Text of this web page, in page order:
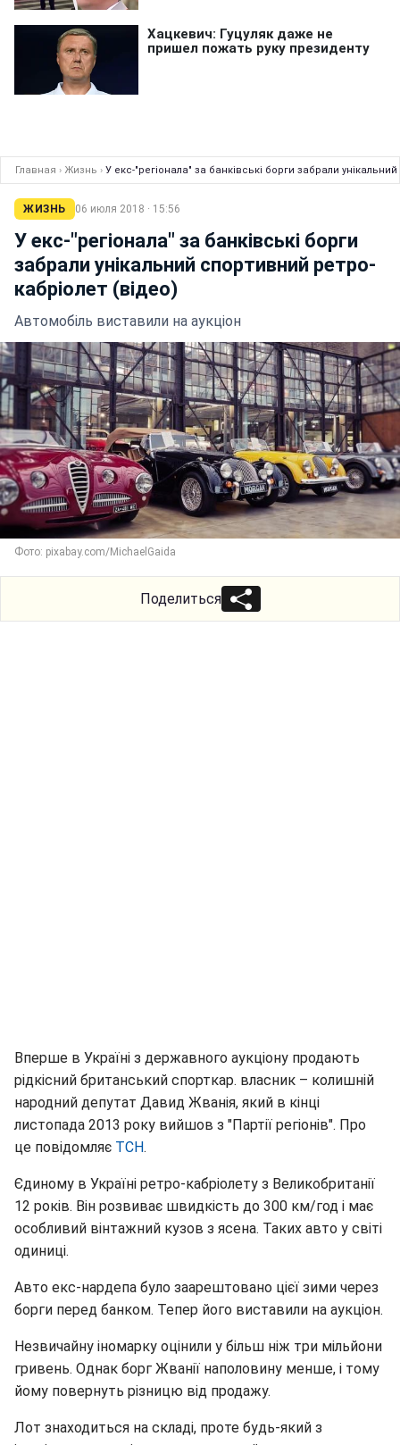
Главная › Жизнь › У екс-"регіонала" за банківські борги забрали
ЖИЗНЬ 06 июля 2018 · 15:56
У екс-"регіонала" за банківські борги
забрали унікальний спортивний ретро-
кабріолет (відео)
Автомобіль виставили на аукціон
Фото: pixabay.com/MichaelGaida
Поделиться
Вперше в Україні з державного аукціону продають
рідкісний британський спорткар. власник – колишній
народний депутат Давид Жванія, який в кінці
листопада 2013 року вийшов з "Партії регіонів". Про
це повідомляє ТСН.
Єдиному в Україні ретро-кабріолету з Великобританії
12 років. Він розвиває швидкість до 300 км/год і має
особливий вінтажний кузов з ясена. Таких авто у світі
одиниці.
Авто екс-нардепа було заарештовано цієї зими через
борги перед банком. Тепер його виставили на аукціон.
Незвичайну іномарку оцінили у більш ніж три мільйони
гривень. Однак борг Жванії наполовину менше, і тому
йому повернуть різницю від продажу.
Лот знаходиться на складі, проте будь-який з